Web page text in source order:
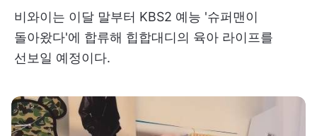
비와이는 이달 말부터 KBS2 예능 '슈퍼맨이
돌아왔다'에 합류해 힙합대디의 육아 라이프를
선보일 예정이다.